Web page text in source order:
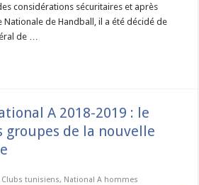
considérations sécuritaires et après
Nationale de Handball, il a été décidé de
de …
A 2018-2019 : le
groupes de la nouvelle
Clubs tunisiens, National A hommes